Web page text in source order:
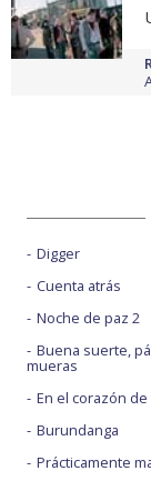
Digger
Cuenta atrás
Noche de paz 2
Buena suerte,
mueras
En el corazón
Burundanga
Prácticamente